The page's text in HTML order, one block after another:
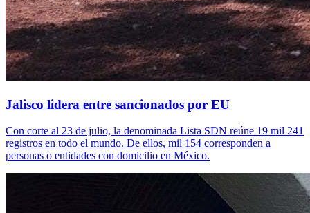
Jalisco lidera entre sancionados por EU
Con corte al 23 de julio, la denominada Lista SDN reúne 19 mil 241
registros en todo el mundo. De ellos, mil 154 corresponden a
personas o entidades con domicilio en México.